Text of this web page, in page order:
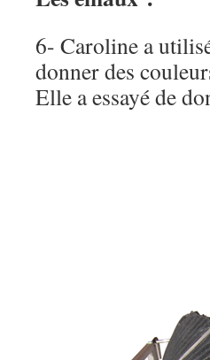
6- Caroline a
donner des
Elle a essayé de